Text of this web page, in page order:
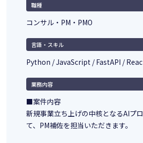
職種
コンサル・PM・PMO
言語・スキル
Python / JavaScript / FastAPI /
業務内容
■案件内容
新規事業立ち上げの中核となるAIプ
て、PM補佐を担当いただきます。